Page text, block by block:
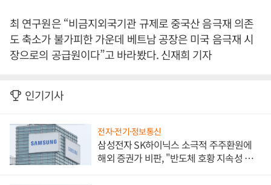
최 연구원은 “비금지외국기관 규제로 중국산 음극재 의존
도 축소가 불가피한 가운데 베트남 공장은 미국 음극재 시
장으로의 공급원이다”고 바라봤다. 신재희 기자
인기기사
전자·전기·정보통신
삼성전자 SK하이닉스 소극적 주주환원에
해외 증권가 비판, "반도체 호황 지속성 의